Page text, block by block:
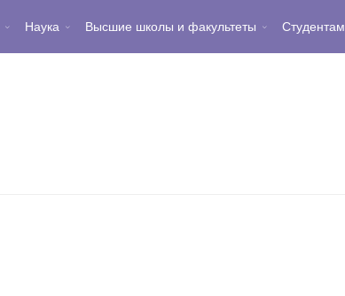
Наука Высшие школы и факультеты Студентам